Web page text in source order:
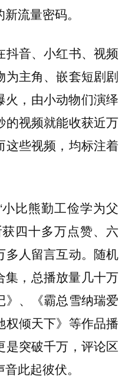
流量密码。
抖音、小红书、视频
为主角、嵌套短剧剧
，由小动物们演绎
的视频就能收获近万
这些视频，均标注着
比熊勤工俭学为父
四十多万点赞、六
多人留言互动。随机
集，总播放量几十万
》、《霸总雪纳瑞爱
权倾天下》等作品播
是突破千万，评论区
此起彼伏。